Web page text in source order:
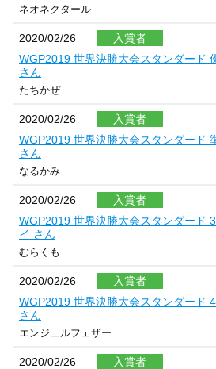
ネオネクタール
2020/02/26
入賞者
WGP2019 世界決勝大会スタンダード
さん
たちかぜ
2020/02/26
入賞者
WGP2019 世界決勝大会スタンダード
さん
なるかみ
2020/02/26
入賞者
WGP2019 世界決勝大会スタンダード
イ さん
むらくも
2020/02/26
入賞者
WGP2019 世界決勝大会スタンダード
さん
エンジェルフェザー
2020/02/26
入賞者